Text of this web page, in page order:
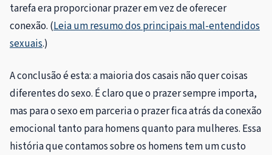
tarefa era proporcionar prazer em vez de oferecer
conexão. (Leia um resumo dos principais mal-entendidos
sexuais.)
A conclusão é esta: a maioria dos casais não quer coisas
diferentes do sexo. É claro que o prazer sempre importa,
mas para o sexo em parceria o prazer fica atrás da conexão
emocional tanto para homens quanto para mulheres. Essa
história que contamos sobre os homens tem um custo